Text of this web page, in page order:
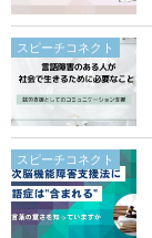
スピーチコネクト
スピーチコネクト